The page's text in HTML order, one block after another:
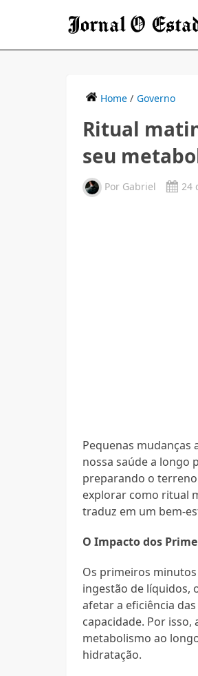
Home / Governo
Ritual
seu
Por Gabriel 24
Pequenas
nossa saúde a longo
preparando o
explorar como ritual
traduz em um bem-
O Impacto dos
Os primeiros
ingestão de líquidos,
afetar a eficiência
capacidade. Por
metabolismo ao
hidratação.